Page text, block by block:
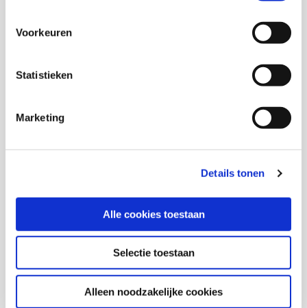
Voorkeuren
Statistieken
Marketing
Details tonen
Alle cookies toestaan
Selectie toestaan
Alleen noodzakelijke cookies
Monique Stavenuiter
Jeugd en opvoeding
Deel deze publicatie op: